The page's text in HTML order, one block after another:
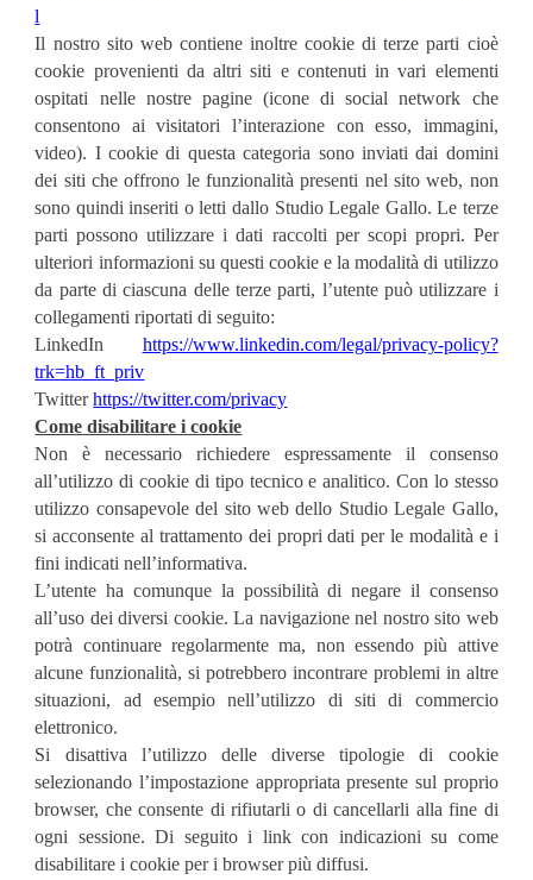
l
Il nostro sito web contiene inoltre cookie di terze parti cioè
cookie provenienti da altri siti e contenuti in vari elementi
ospitati nelle nostre pagine (icone di social network che
consentono ai visitatori l’interazione con esso, immagini,
video). I cookie di questa categoria sono inviati dai domini
dei siti che offrono le funzionalità presenti nel sito web, non
sono quindi inseriti o letti dallo Studio Legale Gallo. Le terze
parti possono utilizzare i dati raccolti per scopi propri. Per
ulteriori informazioni su questi cookie e la modalità di utilizzo
da parte di ciascuna delle terze parti, l’utente può utilizzare i
collegamenti riportati di seguito:
LinkedIn
https://www.linkedin.com/legal/privacy-policy?
trk=hb_ft_priv
Twitter https://twitter.com/privacy
Come disabilitare i cookie
Non è necessario richiedere espressamente il consenso
all’utilizzo di cookie di tipo tecnico e analitico. Con lo stesso
utilizzo consapevole del sito web dello Studio Legale Gallo,
si acconsente al trattamento dei propri dati per le modalità e i
fini indicati nell’informativa.
L’utente ha comunque la possibilità di negare il consenso
all’uso dei diversi cookie. La navigazione nel nostro sito web
potrà continuare regolarmente ma, non essendo più attive
alcune funzionalità, si potrebbero incontrare problemi in altre
situazioni, ad esempio nell’utilizzo di siti di commercio
elettronico.
Si disattiva l’utilizzo delle diverse tipologie di cookie
selezionando l’impostazione appropriata presente sul proprio
browser, che consente di rifiutarli o di cancellarli alla fine di
ogni sessione. Di seguito i link con indicazioni su come
disabilitare i cookie per i browser più diffusi.